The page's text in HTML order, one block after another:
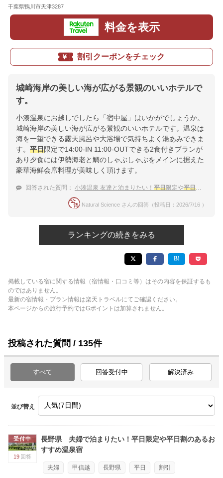
千葉県鴨川市天津3287
料金を表示
割引クーポンをチェック
城崎海岸の美しい海が広がる景観のいいホテルで
す。
小湊温泉にお越しでしたら「宿中屋」はいかがでしょうか。
城崎海岸の美しい海が広がる景観のいいホテルです。温泉は
海を一望できる露天風呂や大浴場で気持ちよく湯あみできま
す。 平日限定で14:00-IN 11:00-OUTできる2食付きプランが
あり夕食には伊勢海老と鯛のしゃぶしゃぶをメインに据えた
豪華海鮮会席料理が美味しく頂けます。
回答された質問： 小湊温泉 友達と泊まりたい！ 平日限定や平日
Natural Science さんの回答（投稿日：2026/7/16 ）
ランキングの続きをみる
掲載している宿に関する情報（宿情報・口コミ等）はその内容を保証するも
のではありません。
最新の宿情報・プラン情報は楽天トラベルにてご確認ください。
本ページからの旅行予約ではGポイントは加算されません。
投稿された質問 / 135件
すべて 回答受付中 解決済み
並び替え
受付中
19 回答
長野県 夫婦で泊まりたい！平日限定や平日割のあるお
すすめ温泉宿
夫婦 甲信越 長野県 平日 割引